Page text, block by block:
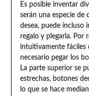
Es posible inventar
serán una especie de
desea, puede incluso
regalo y plegarla. Por
intuitivamente fáciles
necesario pegar los
La parte superior se
estrechas, botones
lo que se hace